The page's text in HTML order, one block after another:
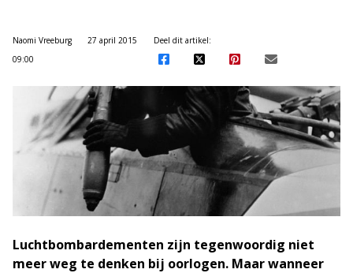
Naomi Vreeburg
27 april 2015
09:00
Deel dit artikel:
Luchtbombardementen zijn tegenwoordig niet
meer weg te denken bij oorlogen. Maar wanneer